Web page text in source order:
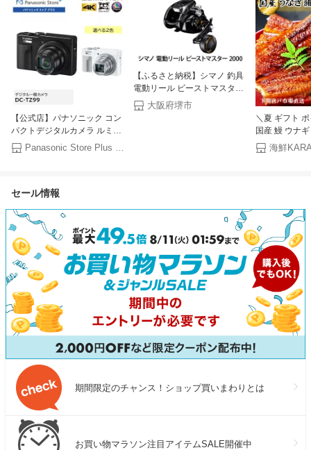
【公式店】パナソニック コン
パクトデジタルカメラ ルミッ
クス 選べる2色 DC-TZ99 旅行
夏休み 家族旅行 ポケットサイ
モニター フォーカスセレクト
Panasonic Store Plus 楽天市場店
【ふるさと納税】シマノ 釣具
電動リール ビーストマスター
2000【 釣り 釣り具 電動 リー
ル シマノ SHIMANO フィッシ
大阪府堺市
＼夏 ギフト
国産 鰻 ウナ
ウナギ 蒲焼
1尾 2尾 うな
礼 贈答品 送
セール情報
期間限定のチャンス！ショップ買いまわりとは
お買い物マラソン注目アイテムSALE開催中